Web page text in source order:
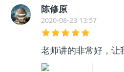
陈修原
2020-08-23 13:57
老师讲的非常好，让